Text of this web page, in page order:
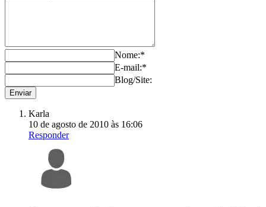
Nome:*
E-mail:*
Blog/Site:
Karla
10 de agosto de 2010 às 16:06
Responder